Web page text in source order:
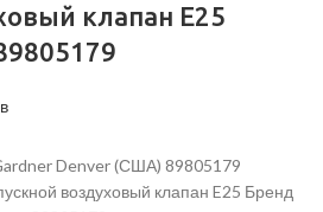
клапан E25
Denver (США) 89805179
воздуховый клапан E25 Бренд